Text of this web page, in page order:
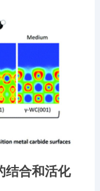
结合和活化